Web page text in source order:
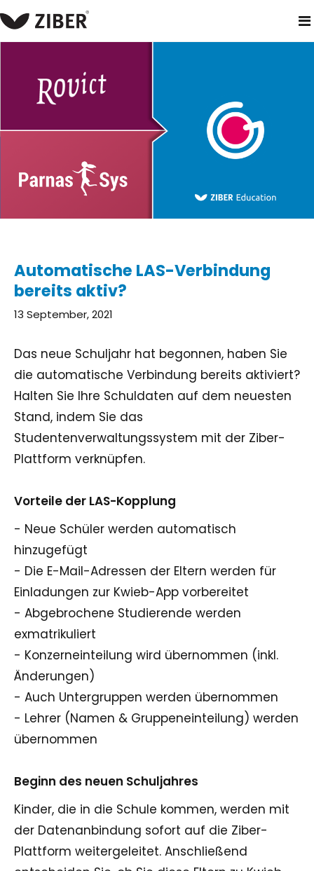
heim neuigkeiten automatische las-verbindung bereits
Automatische LAS-Verbindung
bereits aktiv?
13 September, 2021
Das neue Schuljahr hat begonnen, haben Sie
die automatische Verbindung bereits aktiviert?
Halten Sie Ihre Schuldaten auf dem neuesten
Stand, indem Sie das
Studentenverwaltungssystem mit der Ziber-
Plattform verknüpfen.
Vorteile der LAS-Kopplung
- Neue Schüler werden automatisch
hinzugefügt
- Die E-Mail-Adressen der Eltern werden für
Einladungen zur Kwieb-App vorbereitet
- Abgebrochene Studierende werden
exmatrikuliert
- Konzerneinteilung wird übernommen (inkl.
Änderungen)
- Auch Untergruppen werden übernommen
- Lehrer (Namen & Gruppeneinteilung) werden
übernommen
Beginn des neuen Schuljahres
Kinder, die in die Schule kommen, werden mit
der Datenanbindung sofort auf die Ziber-
Plattform weitergeleitet. Anschließend